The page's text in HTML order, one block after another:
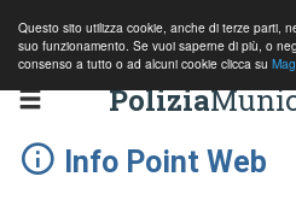
Questo sito utilizza cookie, anche di terze parti,
suo funzionamento. Se vuoi saperne di più, o
consenso a tutto o ad alcuni cookie clicca su
Polizia
Info Point Web